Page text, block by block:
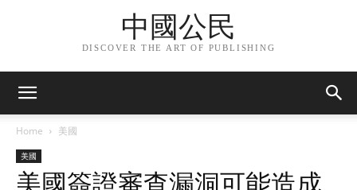
中國公民
DISCOVER THE ART OF PUBLISHING
Home 美國
美國
美國簽證審查漏洞可能造成